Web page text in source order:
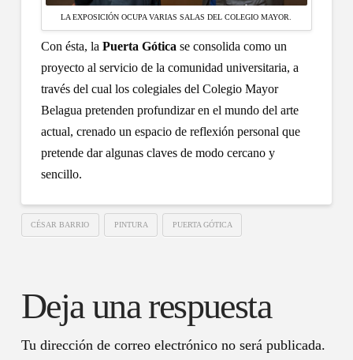
LA EXPOSICIÓN OCUPA VARIAS SALAS DEL COLEGIO MAYOR.
Con ésta, la Puerta Gótica se consolida como un
proyecto al servicio de la comunidad universitaria, a
través del cual los colegiales del Colegio Mayor
Belagua pretenden profundizar en el mundo del arte
actual, crenado un espacio de reflexión personal que
pretende dar algunas claves de modo cercano y
sencillo.
CÉSAR BARRIO PINTURA PUERTA GÓTICA
Deja una respuesta
Tu dirección de correo electrónico no será publicada.